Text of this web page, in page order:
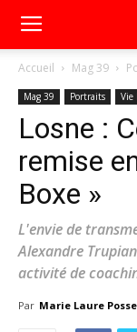
Accueil Mag 39
Mag 39 Portraits Vie
Losne :
remise
Boxe »
L'envie de
Alexandre
activité de
Par Marie Laure